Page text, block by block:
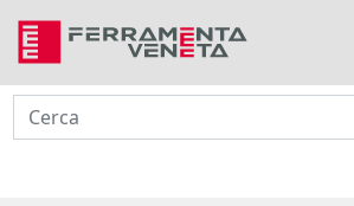
Cerca